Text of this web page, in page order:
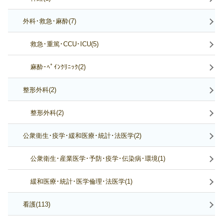
外科･救急･麻酔(7)
救急･重篤･CCU･ICU(5)
麻酔･ﾍﾟｲﾝｸﾘﾆｯｸ(2)
整形外科(2)
整形外科(2)
公衆衛生･疫学･緩和医療･統計･法医学(2)
公衆衛生･産業医学･予防･疫学･伝染病･環境(1)
緩和医療･統計･医学倫理･法医学(1)
看護(113)